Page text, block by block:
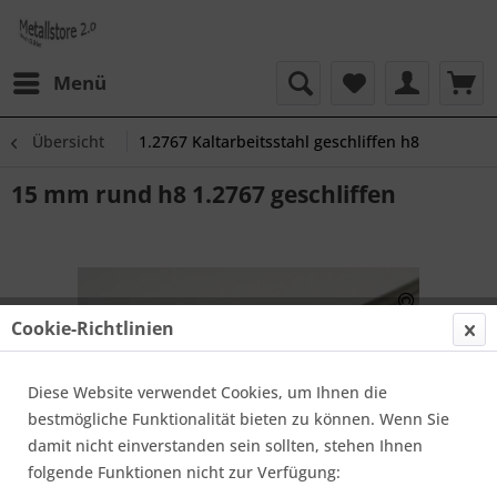
Menü
Übersicht 1.2767 Kaltarbeitsstahl geschliffen h8
15 mm rund h8 1.2767 geschliffen
Cookie-Richtlinien
Diese Website verwendet Cookies, um Ihnen die
bestmögliche Funktionalität bieten zu können. Wenn Sie
damit nicht einverstanden sein sollten, stehen Ihnen
folgende Funktionen nicht zur Verfügung: